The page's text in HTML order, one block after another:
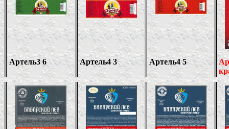
Артель3 6 Артель4 3 Артель4 5